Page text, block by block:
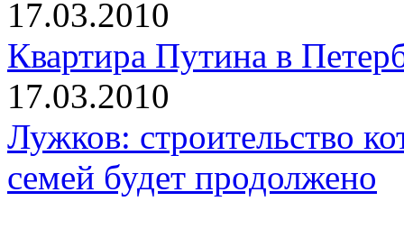
17.03.2010
Квартира Путина в
17.03.2010
Лужков: строительство
семей будет продолжено